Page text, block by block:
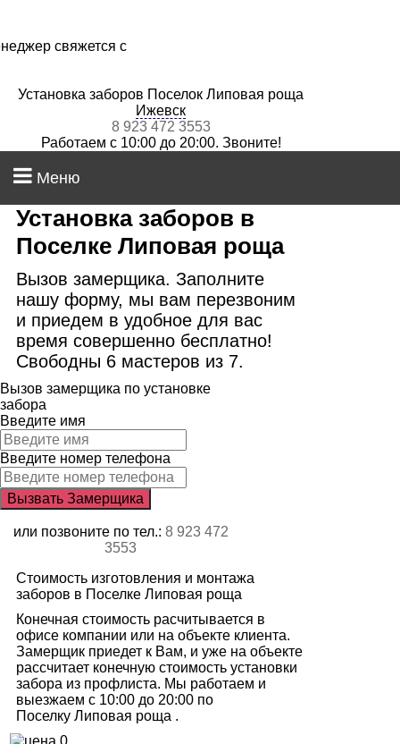
свяжется с
Установка заборов Поселок Липовая роща
Ижевск
8 923 472 3553
Работаем с 10:00 до 20:00. Звоните!
Меню
Установка заборов в
Поселке Липовая роща
Вызов замерщика. Заполните
нашу форму, мы вам перезвоним
и приедем в удобное для вас
время совершенно бесплатно!
Свободны 6 мастеров из 7.
Вызов замерщика по установке
забора
Введите имя
Введите номер телефона
или позвоните по тел.: 8 923 472
3553
Стоимость изготовления и монтажа
заборов в Поселке Липовая роща
Конечная стоимость расчитывается в
офисе компании или на объекте клиента.
Замерщик приедет к Вам, и уже на объекте
рассчитает конечную стоимость установки
забора из профлиста. Мы работаем и
выезжаем с 10:00 до 20:00 по
Поселку Липовая роща .